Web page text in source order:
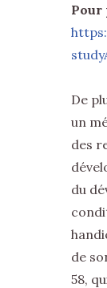
Pour
De
un
des
du
de
58,